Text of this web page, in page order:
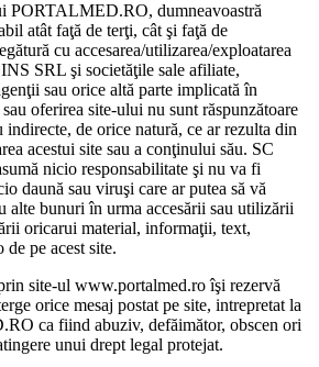
PORTALMED.RO, dumneavoastră
atât faţă de terţi, cât şi faţă de
cu accesarea/utilizarea/exploatarea
SRL şi societăţile sale afiliate,
sau orice altă parte implicată în
oferirea site-ului nu sunt răspunzătoare
indirecte, de orice natură, ce ar rezulta din
acestui site sau a conţinului său. SC
nicio responsabilitate şi nu va fi
daună sau viruşi care ar putea să vă
alte bunuri în urma accesării sau utilizării
oricarui material, informaţii, text,
pe acest site.
site-ul www.portalmed.ro îşi rezervă
orice mesaj postat pe site, intrepretat la
ca fiind abuziv, defăimător, obscen ori
unui drept legal protejat.